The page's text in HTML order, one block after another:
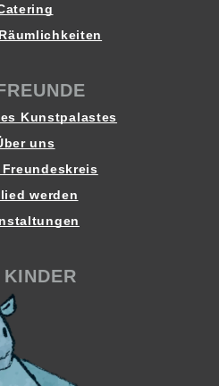
Kunstpalastes
uns
werden
KINDER